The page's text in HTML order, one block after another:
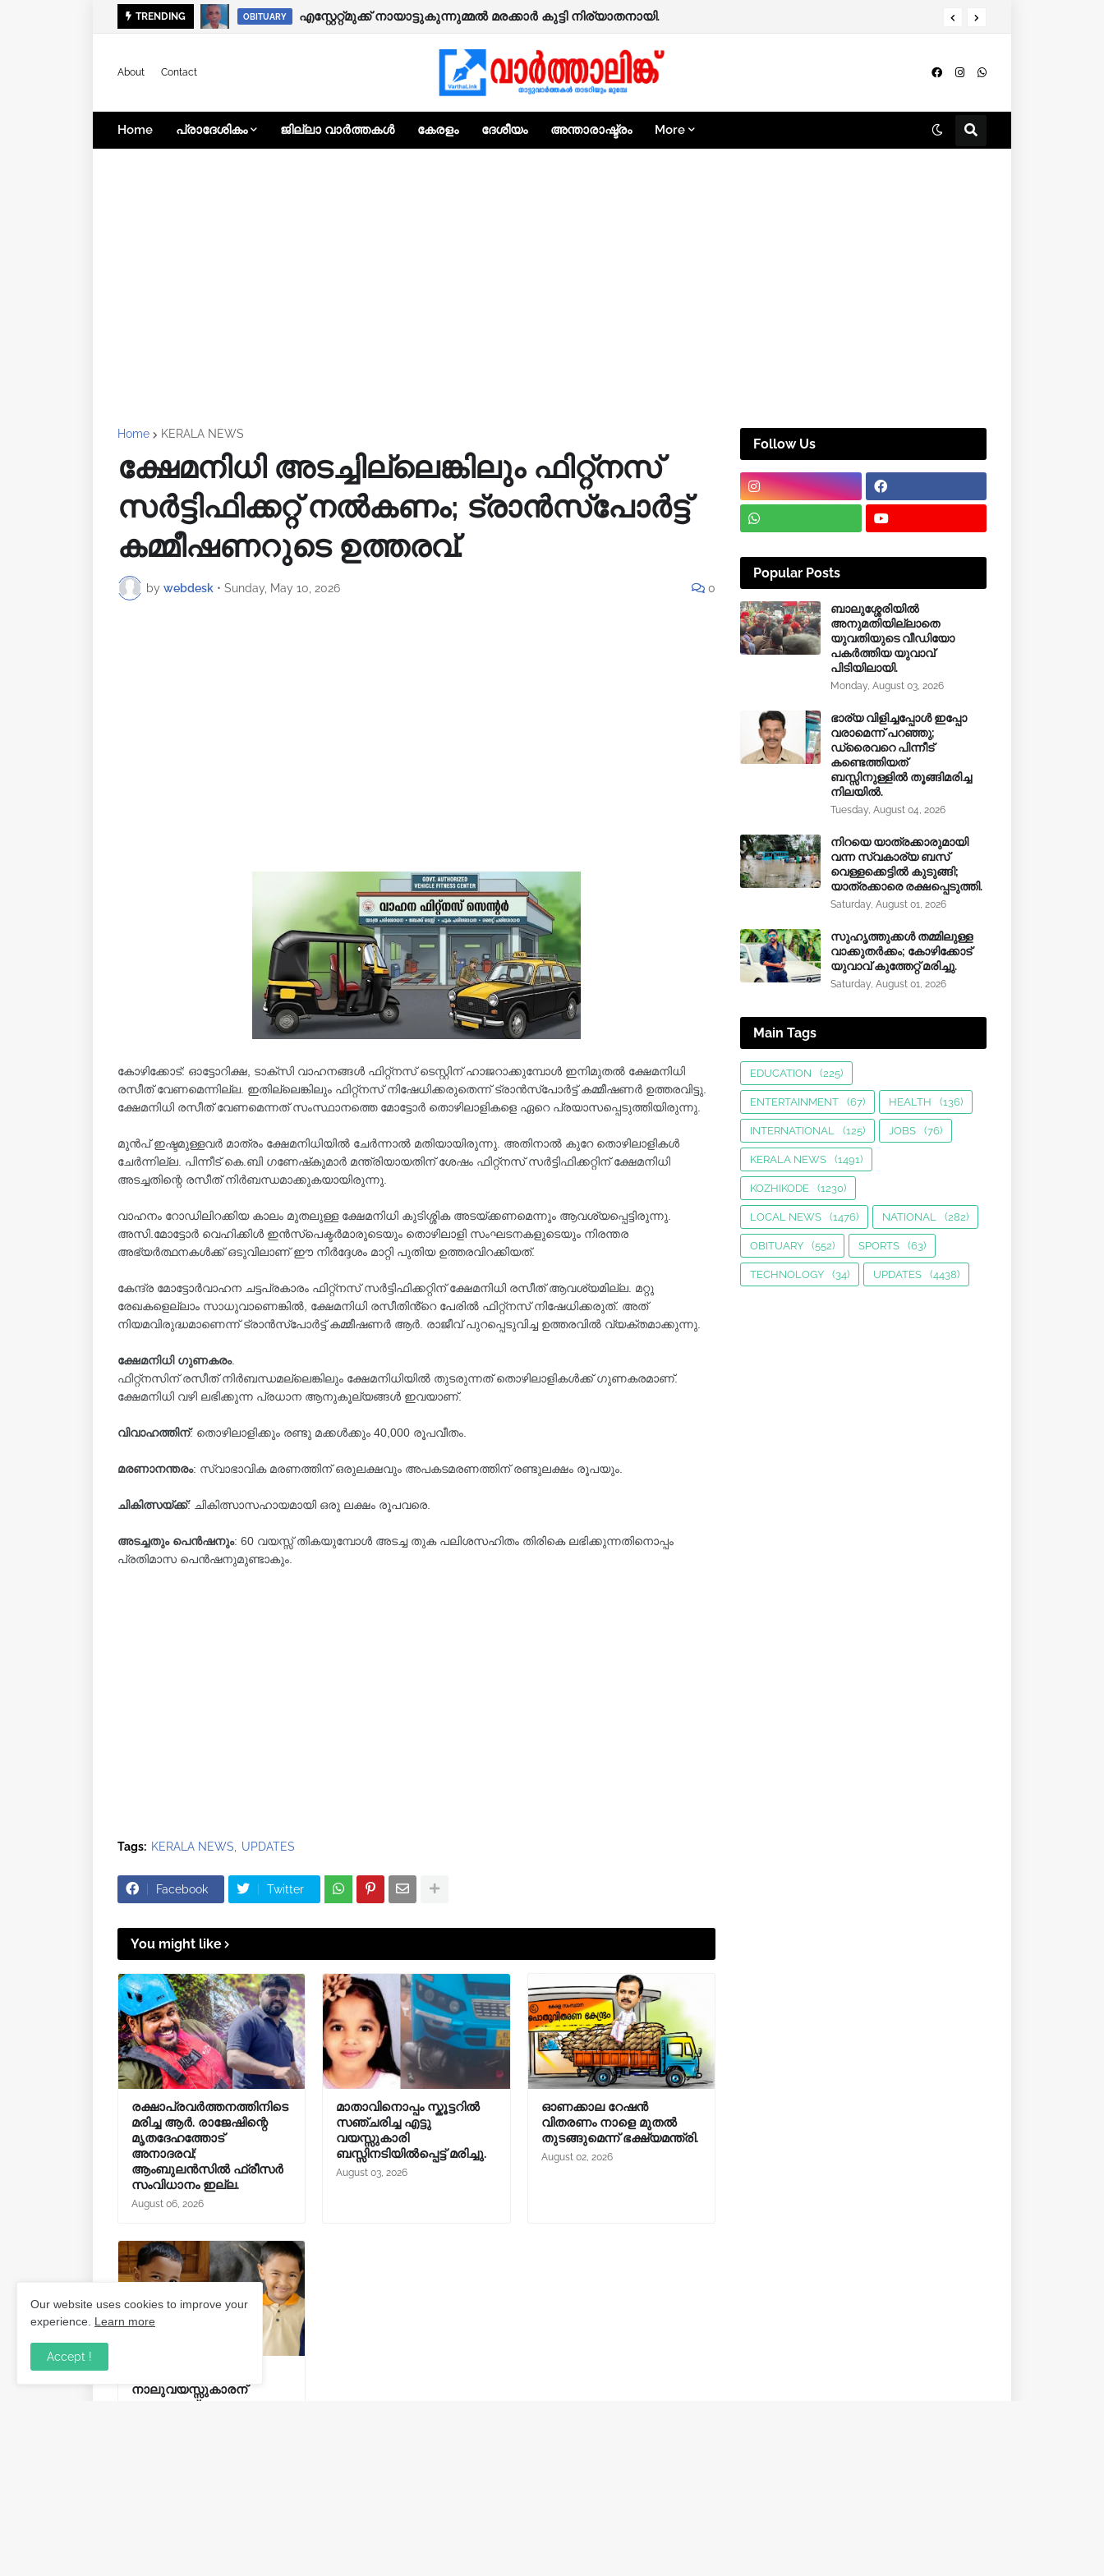
TRENDING OBITUARY എസ്റ്റേറ്റ്മുക്ക് നായാട്ടുകുന്നുമ്മൽ മരക്കാർ കുട്ടി നിര്യാതനായി.
OBITUARY എകരൂൽ മുണ്ടക്കൽ ഇബ്രാഹിം മാസ്റ്റർ നിര്യാതനായി.
About Contact
Home പ്രാദേശികം ജില്ലാ വാർത്തകൾ കേരളം ദേശീയം അന്താരാഷ്ട്രം More
Home KERALA NEWS
ക്ഷേമനിധി അടച്ചില്ലെങ്കിലും ഫിറ്റ്‌നസ്
സർട്ടിഫിക്കറ്റ് നൽകണം; ട്രാൻസ്‌പോർട്ട്
കമ്മീഷണറുടെ ഉത്തരവ്.
by webdesk • Sunday, May 10, 2026 0
കോഴിക്കോട്: ഓട്ടോറിക്ഷ, ടാക്‌സി വാഹനങ്ങൾ ഫിറ്റ്നസ് ടെസ്റ്റിന് ഹാജറാക്കുമ്പോൾ ഇനിമുതൽ ക്ഷേമനിധി
രസീത് വേണമെന്നില്ല. ഇതില്ലെങ്കിലും ഫിറ്റ്‌നസ് നിഷേധിക്കരുതെന്ന് ട്രാൻസ്പോർട്ട് കമ്മീഷണർ ഉത്തരവിട്ടു.
ക്ഷേമനിധി രസീത് വേണമെന്നത് സംസ്ഥാനത്തെ മോട്ടോർ തൊഴിലാളികളെ ഏറെ പ്രയാസപ്പെടുത്തിയിരുന്നു.
മുൻപ് ഇഷ്ടമുള്ളവർ മാത്രം ക്ഷേമനിധിയിൽ ചേർന്നാൽ മതിയായിരുന്നു. അതിനാൽ കുറേ തൊഴിലാളികൾ
ചേർന്നില്ല. പിന്നീട് കെ.ബി ഗണേഷ്‌കുമാർ മന്ത്രിയായതിന് ശേഷം ഫിറ്റ്‌നസ് സർട്ടിഫിക്കറ്റിന് ക്ഷേമനിധി
അടച്ചതിന്റെ രസീത് നിർബന്ധമാക്കുകയായിരുന്നു.
വാഹനം റോഡിലിറക്കിയ കാലം മുതലുള്ള ക്ഷേമനിധി കുടിശ്ശിക അടയ്ക്കണമെന്നും ആവശ്യപ്പെട്ടിരുന്നു.
അസി.മോട്ടോർ വെഹിക്കിൾ ഇൻസ്പെക്ടർമാരുടെയും തൊഴിലാളി സംഘടനകളുടെയും നിരന്തര
അഭ്യർത്ഥനകൾക്ക് ഒടുവിലാണ് ഈ നിർദ്ദേശം മാറ്റി പുതിയ ഉത്തരവിറക്കിയത്.
കേന്ദ്ര മോട്ടോർവാഹന ചട്ടപ്രകാരം ഫിറ്റ്നസ് സർട്ടിഫിക്കറ്റിന് ക്ഷേമനിധി രസീത് ആവശ്യമില്ല. മറ്റു
രേഖകളെല്ലാം സാധുവാണെങ്കിൽ, ക്ഷേമനിധി രസീതിൻ്റെ പേരിൽ ഫിറ്റ്നസ് നിഷേധിക്കരുത്. അത്
നിയമവിരുദ്ധമാണെന്ന് ട്രാൻസ്പോർട്ട് കമ്മീഷണർ ആർ. രാജീവ് പുറപ്പെടുവിച്ച ഉത്തരവിൽ വ്യക്തമാക്കുന്നു.
ക്ഷേമനിധി ഗുണകരം.
ഫിറ്റ്നസിന് രസീത് നിർബന്ധമല്ലെങ്കിലും ക്ഷേമനിധിയിൽ തുടരുന്നത് തൊഴിലാളികൾക്ക് ഗുണകരമാണ്.
ക്ഷേമനിധി വഴി ലഭിക്കുന്ന പ്രധാന ആനുകൂല്യങ്ങൾ ഇവയാണ്.
വിവാഹത്തിന്: തൊഴിലാളിക്കും രണ്ടു മക്കൾക്കും 40,000 രൂപവീതം.
മരണാനന്തരം: സ്വാഭാവിക മരണത്തിന് ഒരുലക്ഷവും അപകടമരണത്തിന് രണ്ടുലക്ഷം രൂപയും.
ചികിത്സയ്ക്ക്: ചികിത്സാസഹായമായി ഒരു ലക്ഷം രൂപവരെ.
അടച്ചതും പെൻഷനും: 60 വയസ്സ് തികയുമ്പോൾ അടച്ച തുക പലിശസഹിതം തിരികെ ലഭിക്കുന്നതിനൊപ്പം
പ്രതിമാസ പെൻഷനുമുണ്ടാകും.
Tags: KERALA NEWS UPDATES
Facebook Twitter
You might like
രക്ഷാപ്രവർത്തനത്തിനിടെ
മരിച്ച ആർ. രാജേഷിന്റെ
മൃതദേഹത്തോട്
അനാദരവ്;
ആംബുലൻസിൽ ഫ്രീസർ
സംവിധാനം ഇല്ല.
August 06, 2026
മാതാവിനൊപ്പം സ്കൂട്ടറിൽ
സഞ്ചരിച്ച എട്ടു
വയസ്സുകാരി
ബസ്സിനടിയിൽപ്പെട്ട് മരിച്ചു.
August 03, 2026
ഓണക്കാല റേഷന്‍
വിതരണം നാളെ മുതല്‍
തുടങ്ങുമെന്ന് ഭക്ഷ്യമന്ത്രി.
August 02, 2026
നാലുവയസ്സുകാരന്
ദാരുണാന്ത്യം;
Follow Us
Popular Posts
ബാലുശ്ശേരിയിൽ
അനുമതിയില്ലാതെ
യുവതിയുടെ വീഡിയോ
പകർത്തിയ യുവാവ്
പിടിയിലായി.
Monday, August 03, 2026
ഭാര്യ വിളിച്ചപ്പോള്‍ ഇപ്പോ
വരാമെന്ന് പറഞ്ഞു;
ഡ്രൈവറെ പിന്നീട്
കണ്ടെത്തിയത്
ബസ്സിനുള്ളില്‍ തൂങ്ങിമരിച്ച
നിലയിൽ.
Tuesday, August 04, 2026
നിറയെ യാത്രക്കാരുമായി
വന്ന സ്വകാര്യ ബസ്
വെള്ളക്കെട്ടിൽ കുടുങ്ങി;
യാത്രക്കാരെ രക്ഷപ്പെടുത്തി.
Saturday, August 01, 2026
സുഹൃത്തുക്കൾ തമ്മിലുള്ള
വാക്കുതർക്കം; കോഴിക്കോട്
യുവാവ് കുത്തേറ്റ് മരിച്ചു.
Saturday, August 01, 2026
Main Tags
EDUCATION (225)
ENTERTAINMENT (67) HEALTH (136)
INTERNATIONAL (125) JOBS (76)
KERALA NEWS (1491)
KOZHIKODE (1230)
LOCAL NEWS (1476) NATIONAL (282)
OBITUARY (552) SPORTS (63)
TECHNOLOGY (34) UPDATES (4438)
Our website uses cookies to improve your
experience. Learn more
Accept !